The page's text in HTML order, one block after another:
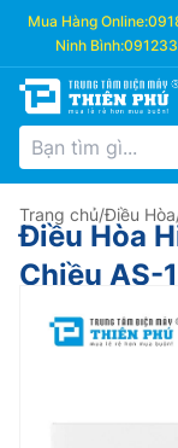
Mua Hàng Online:
Ninh Bình:
Trang chủ/Điều Hòa
Điều Hòa
Chiều AS-